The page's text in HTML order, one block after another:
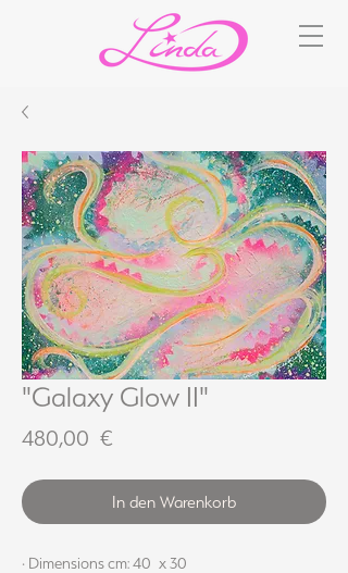
"Galaxy Glow II"
480,00 €
In den Warenkorb
· Dimensions cm: 40 x 30